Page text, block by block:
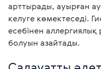
арттырады, ауырған
келуге көмектеседі.
есебінен
болуын азайтады.